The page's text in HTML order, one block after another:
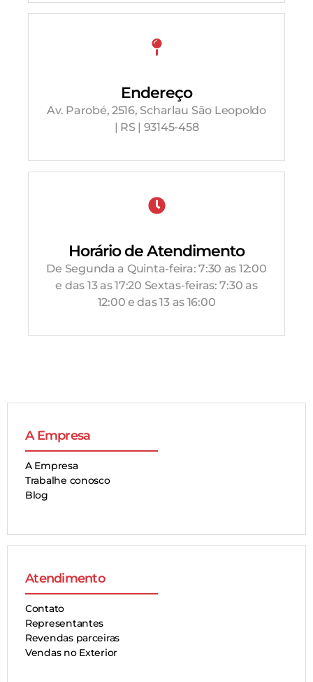
Endereço
Av. Parobé, 2516, Scharlau São Leopoldo
| RS | 93145-458
Horário de Atendimento
De Segunda a Quinta-feira: 7:30 as 12:00
e das 13 as 17:20 Sextas-feiras: 7:30 as
12:00 e das 13 as 16:00
A Empresa
A Empresa
Trabalhe conosco
Blog
Atendimento
Contato
Representantes
Revendas parceiras
Vendas no Exterior